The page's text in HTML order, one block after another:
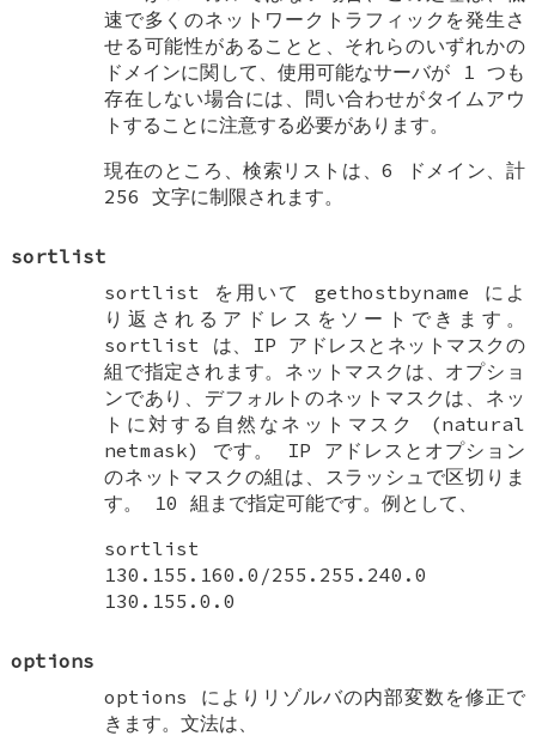
速で多くのネットワークトラフィックを発生さ
せる可能性があることと、それらのいずれかの
ドメインに関して、使用可能なサーバが 1 つも
存在しない場合には、問い合わせがタイムアウ
トすることに注意する必要があります。
現在のところ、検索リストは、6 ドメイン、計
256 文字に制限されます。
sortlist
sortlist を用いて gethostbyname によ
り返されるアドレスをソートできます。
sortlist は、IP アドレスとネットマスクの
組で指定されます。ネットマスクは、オプショ
ンであり、デフォルトのネットマスクは、ネッ
トに対する自然なネットマスク (natural
netmask) です。 IP アドレスとオプション
のネットマスクの組は、スラッシュで区切りま
す。 10 組まで指定可能です。例として、
sortlist
130.155.160.0/255.255.240.0
130.155.0.0
options
options によりリゾルバの内部変数を修正で
きます。文法は、